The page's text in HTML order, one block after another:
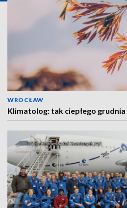
WROCŁAW
Klimatolog: tak ciepłego grudnia